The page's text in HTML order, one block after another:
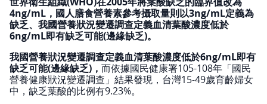
4ng/mL，國人膳食營養素參考攝取量則以3ng/mL定義為
缺乏、我國營養狀況變遷調查定義血清葉酸濃度低於
6ng/mL即有缺乏可能(邊緣缺乏)。
我國營養狀況變遷調查定義血清葉酸濃度低於6ng/mL即有
缺乏可能(邊緣缺乏)， 而依據國民健康署105-108年「國民
營養健康狀況變遷調查」結果發現，台灣15-49歲育齡婦女
中，缺乏葉酸的比例有9.23%。